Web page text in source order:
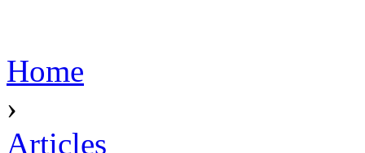
Home
›
Articles